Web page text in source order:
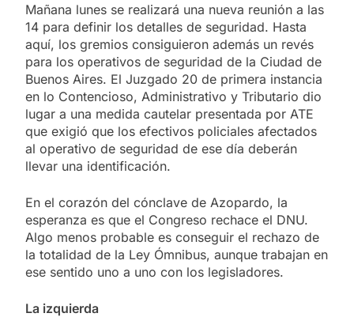
Mañana lunes se realizará una nueva reunión a las
14 para definir los detalles de seguridad. Hasta
aquí, los gremios consiguieron además un revés
para los operativos de seguridad de la Ciudad de
Buenos Aires. El Juzgado 20 de primera instancia
en lo Contencioso, Administrativo y Tributario dio
lugar a una medida cautelar presentada por ATE
que exigió que los efectivos policiales afectados
al operativo de seguridad de ese día deberán
llevar una identificación.
En el corazón del cónclave de Azopardo, la
esperanza es que el Congreso rechace el DNU.
Algo menos probable es conseguir el rechazo de
la totalidad de la Ley Ómnibus, aunque trabajan en
ese sentido uno a uno con los legisladores.
La izquierda